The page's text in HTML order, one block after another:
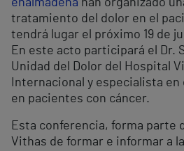
enalmádena han organizado
tratamiento del dolor en el
tendrá lugar el próximo 19 de
En este acto participará el Dr.
Unidad del Dolor del Hospital
Internacional y especialista en
en pacientes con cáncer.
Esta conferencia, forma parte
Vithas de formar e informar a